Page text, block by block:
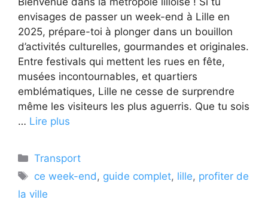
envisages de passer un week-end à Lille en
2025, prépare-toi à plonger dans un bouillon
d’activités culturelles, gourmandes et originales.
Entre festivals qui mettent les rues en fête,
musées incontournables, et quartiers
emblématiques, Lille ne cesse de surprendre
même les visiteurs les plus aguerris. Que tu sois
… Lire plus
Catégories
Transport
Étiquettes
ce week-end , guide complet, lille, profiter de
la ville